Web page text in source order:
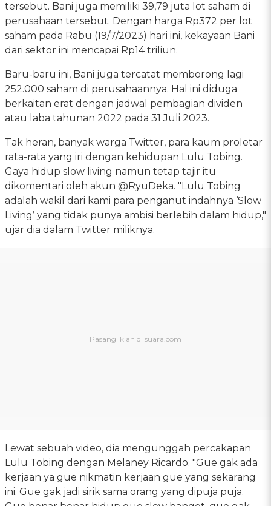
tersebut. Bani juga memiliki 39,79 juta lot saham di
perusahaan tersebut. Dengan harga Rp372 per lot
saham pada Rabu (19/7/2023) hari ini, kekayaan Bani
dari sektor ini mencapai Rp14 triliun.
Baru-baru ini, Bani juga tercatat memborong lagi
252.000 saham di perusahaannya. Hal ini diduga
berkaitan erat dengan jadwal pembagian dividen
atau laba tahunan 2022 pada 31 Juli 2023.
Tak heran, banyak warga Twitter, para kaum proletar
rata-rata yang iri dengan kehidupan Lulu Tobing.
Gaya hidup slow living namun tetap tajir itu
dikomentari oleh akun @RyuDeka. "Lulu Tobing
adalah wakil dari kami para penganut indahnya ‘Slow
Living’ yang tidak punya ambisi berlebih dalam hidup,"
ujar dia dalam Twitter miliknya.
Lewat sebuah video, dia mengunggah percakapan
Lulu Tobing dengan Melaney Ricardo. "Gue gak ada
kerjaan ya gue nikmatin kerjaan gue yang sekarang
ini. Gue gak jadi sirik sama orang yang dipuja puja.